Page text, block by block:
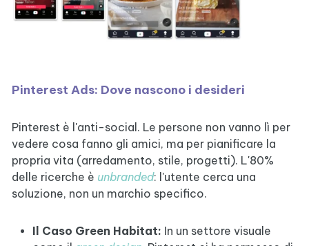
Pinterest Ads: Dove nascono i desideri
Pinterest è l'anti-social. Le persone non vanno lì per
vedere cosa fanno gli amici, ma per pianificare la
propria vita (arredamento, stile, progetti). L'80%
delle ricerche è unbranded: l'utente cerca una
soluzione, non un marchio specifico.
Il Caso Green Habitat: In un settore visuale